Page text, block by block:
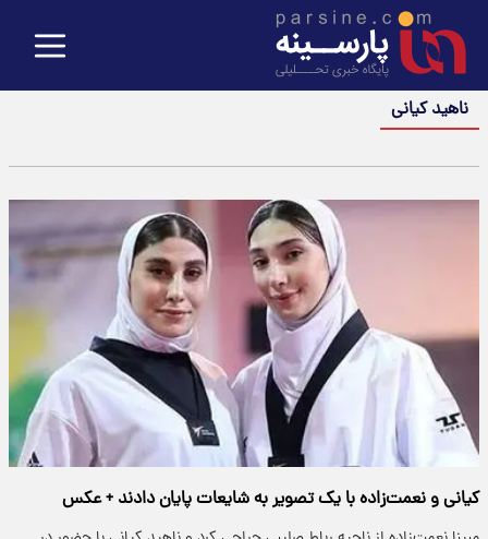
ناهید کیانی
کیانی و نعمت‌زاده با یک تصویر به شایعات پایان دادند + عکس